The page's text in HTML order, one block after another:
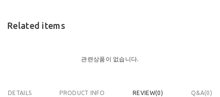
Related items
관련상품이 없습니다.
DETAILS PRODUCT INFO REVIEW(0) Q&A(0)